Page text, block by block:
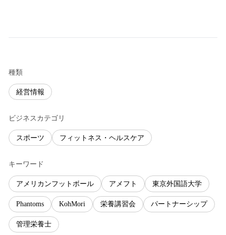
種類
経営情報
ビジネスカテゴリ
スポーツ フィットネス・ヘルスケア
キーワード
アメリカンフットボール アメフト 東京外国語大学
Phantoms KohMori 栄養講習会 パートナーシップ
管理栄養士